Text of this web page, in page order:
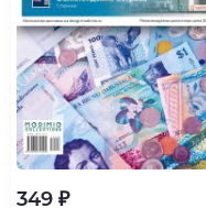
349 ₽